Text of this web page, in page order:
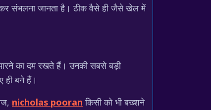
संभलना जानता है। ठीक वैसे ही जैसे खेल में
का दम रखते हैं। उनकी सबसे बड़ी
ही बने हैं।
nicholas pooran किसी को भी बख्शने